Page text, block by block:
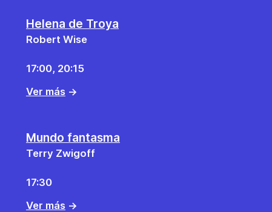
Helena de Troya
Robert Wise
17:00, 20:15
Ver más→
Mundo fantasma
Terry Zwigoff
17:30
Ver más→